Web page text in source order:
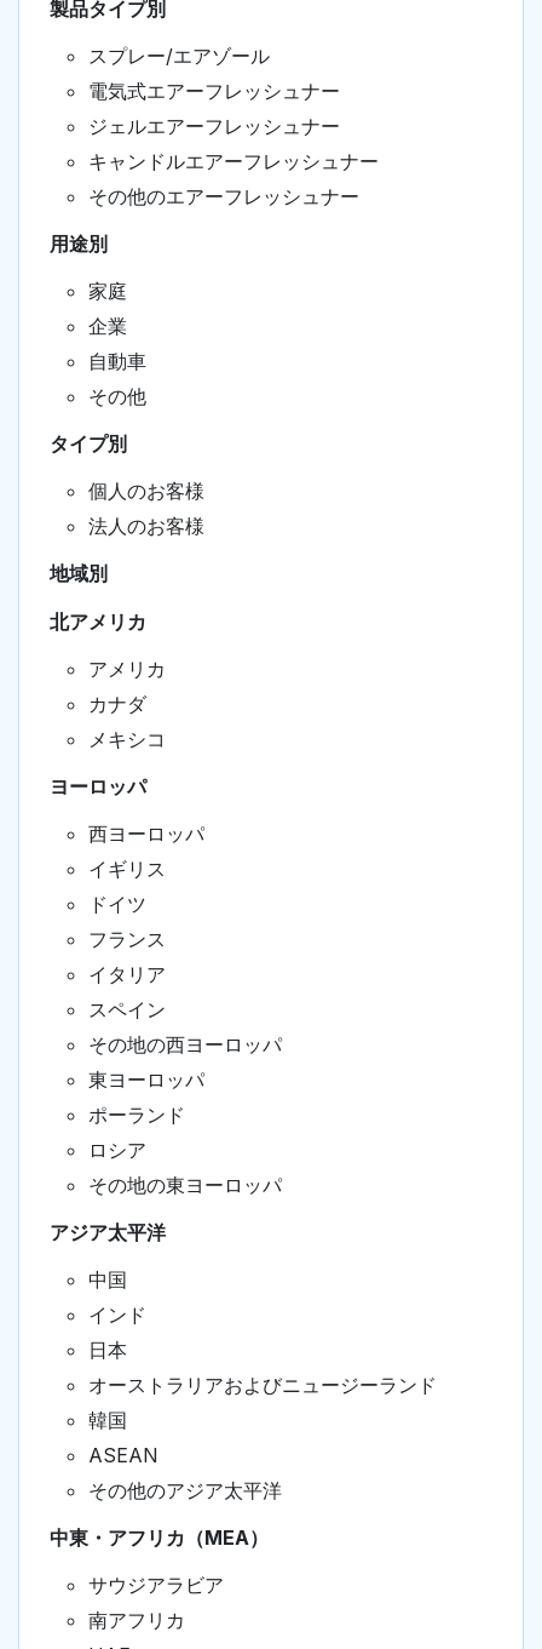
製品タイプ別
スプレー/エアゾール
電気式エアーフレッシュナー
ジェルエアーフレッシュナー
キャンドルエアーフレッシュナー
その他のエアーフレッシュナー
用途別
家庭
企業
自動車
その他
タイプ別
個人のお客様
法人のお客様
地域別
北アメリカ
アメリカ
カナダ
メキシコ
ヨーロッパ
西ヨーロッパ
イギリス
ドイツ
フランス
イタリア
スペイン
その地の西ヨーロッパ
東ヨーロッパ
ポーランド
ロシア
その地の東ヨーロッパ
アジア太平洋
中国
インド
日本
オーストラリアおよびニュージーランド
韓国
ASEAN
その他のアジア太平洋
中東・アフリカ（MEA）
サウジアラビア
南アフリカ